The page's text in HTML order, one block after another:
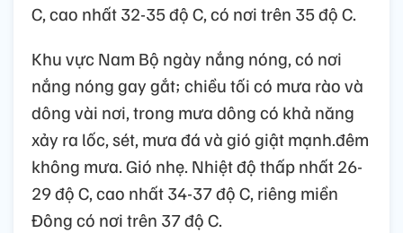
C, cao nhất 32-35 độ C, có nơi trên 35 độ C.
Khu vực Nam Bộ ngày nắng nóng, có nơi
nắng nóng gay gắt; chiều tối có mưa rào và
dông vài nơi, trong mưa dông có khả năng
xảy ra lốc, sét, mưa đá và gió giật mạnh.đêm
không mưa. Gió nhẹ. Nhiệt độ thấp nhất 26-
29 độ C, cao nhất 34-37 độ C, riêng miền
Đông có nơi trên 37 độ C.